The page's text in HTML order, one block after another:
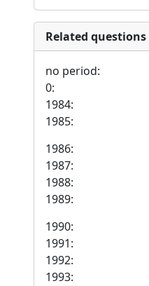
Related questions
no period:
0:
1984:
1985:
1986:
1987:
1988:
1989:
1990:
1991:
1992:
1993: